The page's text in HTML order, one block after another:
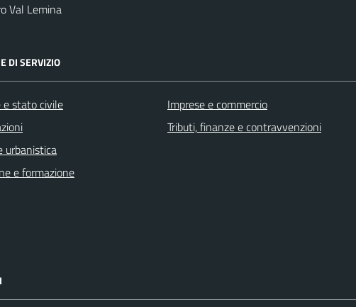
Val Lemina
DI SERVIZIO
e stato civile
urbanistica
e formazione
Imprese e commercio
Tributi, finanze e contravvenzioni